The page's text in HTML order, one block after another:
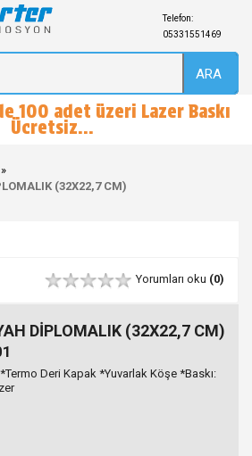
Telefon:
05331551469
ARA
100 adet üzeri Lazer Baskı
Ücretsiz...
(32X22,7 CM)
Yorumları oku (0)
DİPLOMALIK (32X22,7 CM)
Deri Kapak *Yuvarlak Köşe *Baskı: